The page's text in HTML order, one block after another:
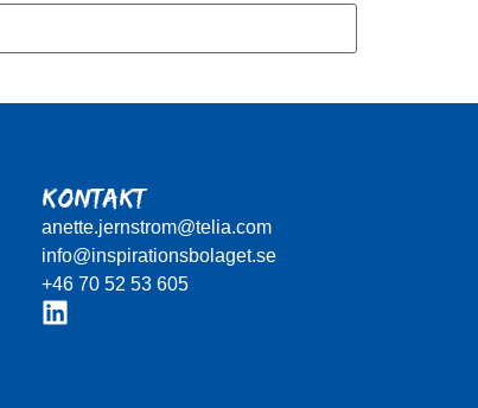
KONTAKT
anette.jernstrom@telia.com
info@inspirationsbolaget.se
+46 70 52 53 605